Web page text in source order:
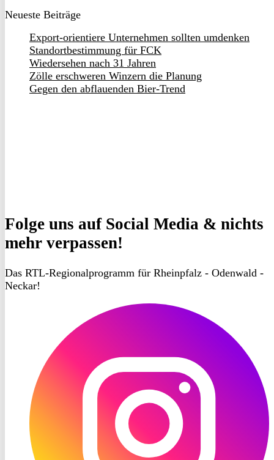
Neueste Beiträge
Export-orientiere Unternehmen sollten umdenken
Standortbestimmung für FCK
Wiedersehen nach 31 Jahren
Zölle erschweren Winzern die Planung
Gegen den abflauenden Bier-Trend
Folge uns auf Social Media & nichts
mehr verpassen!
Das RTL-Regionalprogramm für Rheinpfalz - Odenwald -
Neckar!
Instagram